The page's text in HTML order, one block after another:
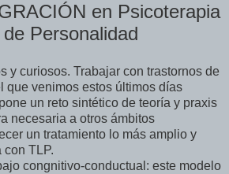
en Psicoterapia
Personalidad
y curiosos. Trabajar con trastornos de
que venimos estos últimos días
un reto sintético de teoría y praxis
necesaria a otros ámbitos
un tratamiento lo más amplio y
con TLP.
congnitivo-conductual: este modelo